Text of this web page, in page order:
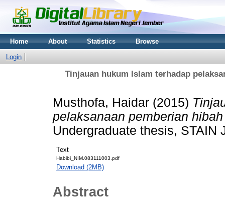
Home About Statistics Browse
Login
Tinjauan hukum Islam terhadap
Musthofa, Haidar (2015)
pelaksanaan pemberian
Undergraduate thesis, STAIN
Text
Habibi_NIM.083111003.pdf
Download (2MB)
Abstract